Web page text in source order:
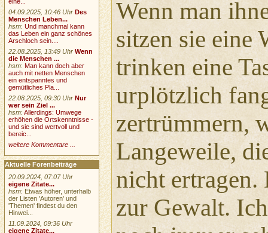
Wenn man
sitzen sie eine
trinken eine
urplötzlich
zertrümmern,
Langeweile,
nicht ertragen.
zur Gewalt.
04.09.2025, 10:46 Uhr Des
Menschen Leben...
hsm:Und manchmal kann
das Leben ein ganz schönes
Arschloch sein....
22.08.2025, 13:49 Uhr Wenn
die Menschen ...
hsm:Man kann doch aber
auch mit netten Menschen
ein entspanntes und
gemütliches Pla...
22.08.2025, 09:30 Uhr Nur
wer sein Ziel ...
hsm:Allerdings: Umwege
erhöhen die Ortskenntnisse -
und sie sind wertvoll und
bereic...
weitere Kommentare ...
Aktuelle Forenbeiträge
20.09.2024, 07:07 Uhr
eigene Zitate...
hsm: Etwas höher, unterhalb
der Listen 'Autoren' und
'Themen' findest du den
Hinwei...
11.09.2024, 09:36 Uhr
eigene Zitate...